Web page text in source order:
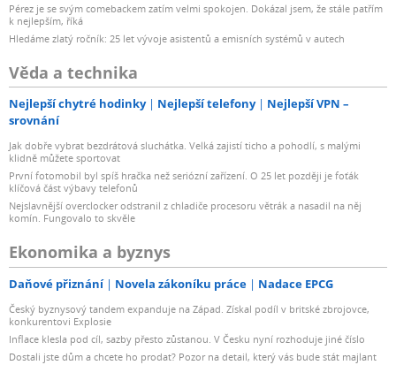
Pérez je se svým comebackem zatím velmi spokojen. Dokázal jsem, že stále patřím
k nejlepším, říká
Hledáme zlatý ročník: 25 let vývoje asistentů a emisních systémů v autech
Věda a technika
Nejlepší chytré hodinky Nejlepší telefony
Nejlepší VPN –
srovnání
Jak dobře vybrat bezdrátová sluchátka. Velká zajistí ticho a pohodlí, s malými
klidně můžete sportovat
První fotomobil byl spíš hračka než seriózní zařízení. O 25 let později je foťák
klíčová část výbavy telefonů
Nejslavnější overclocker odstranil z chladiče procesoru větrák a nasadil na něj
komín. Fungovalo to skvěle
Ekonomika a byznys
Daňové přiznání Novela zákoníku práce Nadace EPCG
Český byznysový tandem expanduje na Západ. Získal podíl v britské zbrojovce,
konkurentovi Explosie
Inflace klesla pod cíl, sazby přesto zůstanou. V Česku nyní rozhoduje jiné číslo
Dostali jste dům a chcete ho prodat? Pozor na detail, který vás bude stát majlant